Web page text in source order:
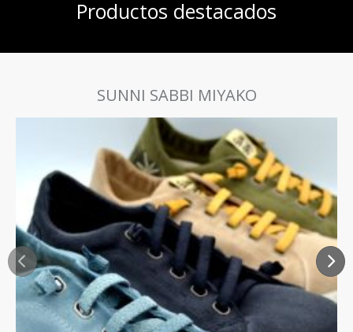
Productos destacados
SUNNI SABBI MIYAKO
Anterior